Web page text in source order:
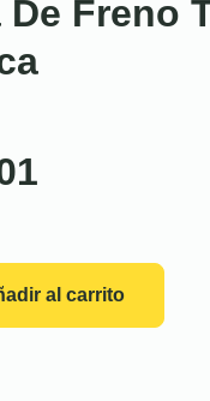
Freno
al carrito